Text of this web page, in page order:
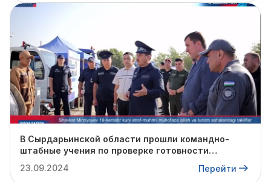
В Сырдарьинской области прошли командно-
штабные учения по проверке готовности
отопительному сезону.
23.09.2024 Перейти